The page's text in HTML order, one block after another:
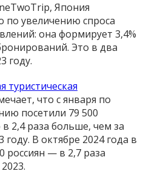
Япония
по увеличению спроса
она формирует 3,4%
Это в два
году.
туристическая
что с января по
посетили 79 500
2,4 раза больше, чем за
В октябре 2024 года в
россиян — в 2,7 раза